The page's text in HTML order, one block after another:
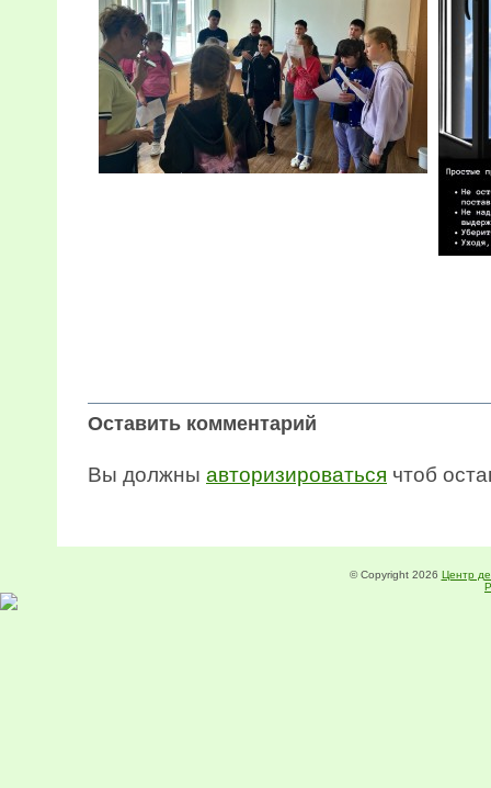
Оставить комментарий
Вы должны авторизироваться чтоб
© Copyright 2026 Центр